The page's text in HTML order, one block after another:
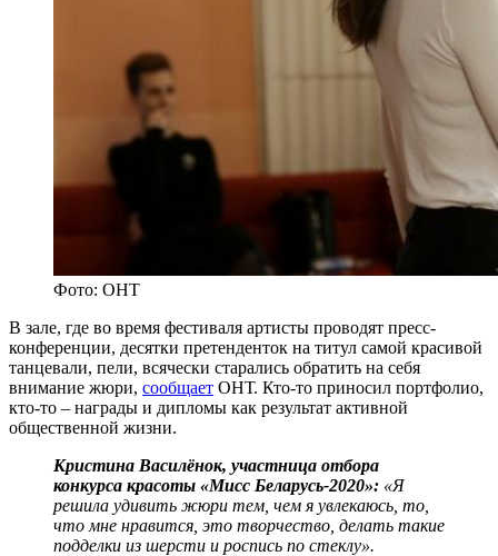
Фото: ОНТ
В зале, где во время фестиваля артисты проводят пресс-
конференции, десятки претенденток на титул самой красивой
танцевали, пели, всячески старались обратить на себя
внимание жюри, сообщает ОНТ. Кто-то приносил портфолио,
кто-то – награды и дипломы как результат активной
общественной жизни.
Кристина Василёнок, участница отбора
конкурса красоты «Мисс Беларусь-2020»: «Я
решила удивить жюри тем, чем я увлекаюсь, то,
что мне нравится, это творчество, делать такие
подделки из шерсти и роспись по стеклу».